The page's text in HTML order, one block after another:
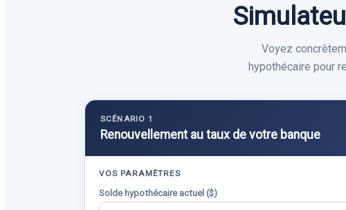
Voyez
hypothécaire pour
SCÉNARIO 1
Renouvellement au taux de votre banque
VOS PARAMÈTRES
Solde hypothécaire actuel ($)